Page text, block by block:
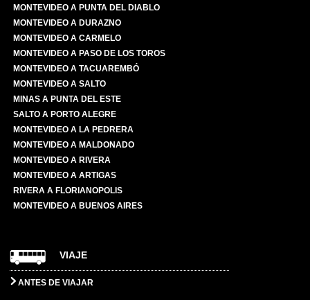
MONTEVIDEO A PUNTA DEL DIABLO
MONTEVIDEO A DURAZNO
MONTEVIDEO A CARMELO
MONTEVIDEO A PASO DE LOS TOROS
MONTEVIDEO A TACUAREMBÓ
MONTEVIDEO A SALTO
MINAS A PUNTA DEL ESTE
SALTO A PORTO ALEGRE
MONTEVIDEO A LA PEDRERA
MONTEVIDEO A MALDONADO
MONTEVIDEO A RIVERA
MONTEVIDEO A ARTIGAS
RIVERA A FLORIANOPOLIS
MONTEVIDEO A BUENOS AIRES
VIAJE
ANTES DE VIAJAR